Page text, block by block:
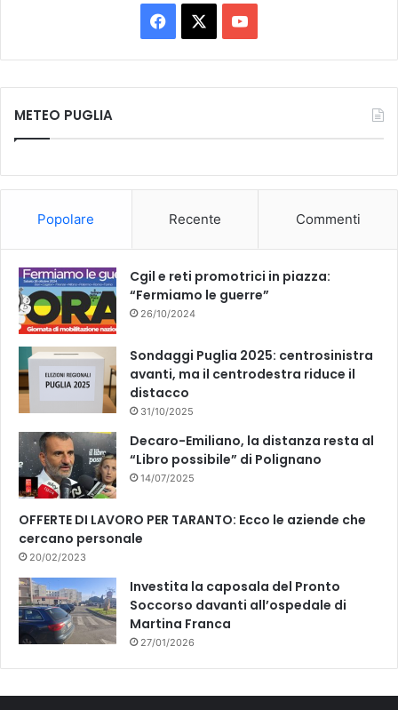
a
c
k
o
u
METEO PUGLIA
Popolare Recente Commenti
Cgil e reti promotrici in piazza:
“Fermiamo le guerre”
26/10/2024
Sondaggi Puglia 2025: centrosinistra
avanti, ma il centrodestra riduce il
distacco
31/10/2025
Decaro-Emiliano, la distanza resta al
“Libro possibile” di Polignano
14/07/2025
OFFERTE DI LAVORO PER TARANTO: Ecco le aziende che
cercano personale
20/02/2023
Investita la caposala del Pronto
Soccorso davanti all’ospedale di
Martina Franca
27/01/2026